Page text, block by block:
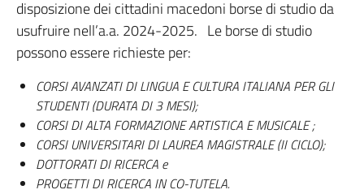
disposizione dei cittadini macedoni borse di studio da
usufruire nell’a.a. 2024-2025. Le borse di studio
possono essere richieste per:
CORSI AVANZATI DI LINGUA E CULTURA ITALIANA PER GLI
STUDENTI (DURATA DI 3 MESI);
CORSI DI ALTA FORMAZIONE ARTISTICA E MUSICALE ;
CORSI UNIVERSITARI DI LAUREA MAGISTRALE (II CICLO);
DOTTORATI DI RICERCA e
PROGETTI DI RICERCA IN CO-TUTELA.